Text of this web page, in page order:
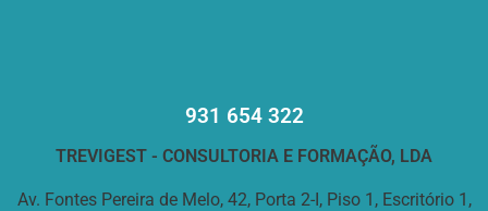
931 654 322
TREVIGEST - CONSULTORIA E FORMAÇÃO, LDA
Av. Fontes Pereira de Melo, 42, Porta 2-I, Piso 1, Escritório 1,